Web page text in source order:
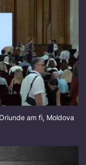
am fi, Moldova